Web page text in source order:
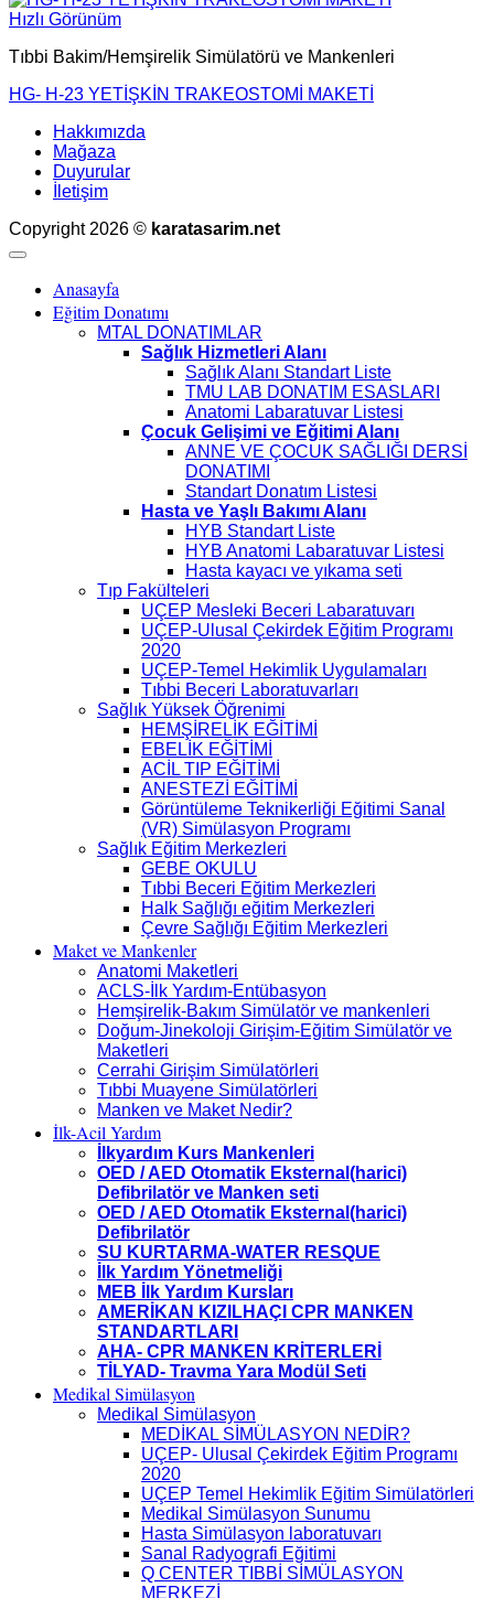
Hızlı Görünüm
Tıbbi Bakim/Hemşirelik Simülatörü ve Mankenleri
HG- H-23 YETİŞKİN TRAKEOSTOMİ MAKETİ
Hakkımızda
Mağaza
Duyurular
İletişim
Copyright 2026 © karatasarim.net
Anasayfa
Eğitim Donatımı
MTAL DONATIMLAR
Sağlık Hizmetleri Alanı
Sağlık Alanı Standart Liste
TMU LAB DONATIM ESASLARI
Anatomi Labaratuvar Listesi
Çocuk Gelişimi ve Eğitimi Alanı
ANNE VE ÇOCUK SAĞLIĞI DERSİ
DONATIMI
Standart Donatım Listesi
Hasta ve Yaşlı Bakımı Alanı
HYB Standart Liste
HYB Anatomi Labaratuvar Listesi
Hasta kayacı ve yıkama seti
Tıp Fakülteleri
UÇEP Mesleki Beceri Labaratuvarı
UÇEP-Ulusal Çekirdek Eğitim Programı
2020
UÇEP-Temel Hekimlik Uygulamaları
Tıbbi Beceri Laboratuvarları
Sağlık Yüksek Öğrenimi
HEMŞİRELİK EĞİTİMİ
EBELİK EĞİTİMİ
ACİL TIP EĞİTİMİ
ANESTEZİ EĞİTİMİ
Görüntüleme Teknikerliği Eğitimi Sanal
(VR) Simülasyon Programı
Sağlık Eğitim Merkezleri
GEBE OKULU
Tıbbi Beceri Eğitim Merkezleri
Halk Sağlığı eğitim Merkezleri
Çevre Sağlığı Eğitim Merkezleri
Maket ve Mankenler
Anatomi Maketleri
ACLS-İlk Yardım-Entübasyon
Hemşirelik-Bakım Simülatör ve mankenleri
Doğum-Jinekoloji Girişim-Eğitim Simülatör ve
Maketleri
Cerrahi Girişim Simülatörleri
Tıbbi Muayene Simülatörleri
Manken ve Maket Nedir?
İlk-Acil Yardım
İlkyardım Kurs Mankenleri
OED / AED Otomatik Eksternal(harici)
Defibrilatör ve Manken seti
OED / AED Otomatik Eksternal(harici)
Defibrilatör
SU KURTARMA-WATER RESQUE
İlk Yardım Yönetmeliği
MEB İlk Yardım Kursları
AMERİKAN KIZILHAÇI CPR MANKEN
STANDARTLARI
AHA- CPR MANKEN KRİTERLERİ
TİLYAD- Travma Yara Modül Seti
Medikal Simülasyon
Medikal Simülasyon
MEDİKAL SİMÜLASYON NEDİR?
UÇEP- Ulusal Çekirdek Eğitim Programı
2020
UÇEP Temel Hekimlik Eğitim Simülatörleri
Medikal Simülasyon Sunumu
Hasta Simülasyon laboratuvarı
Sanal Radyografi Eğitimi
Q CENTER TIBBİ SİMÜLASYON
MERKEZİ